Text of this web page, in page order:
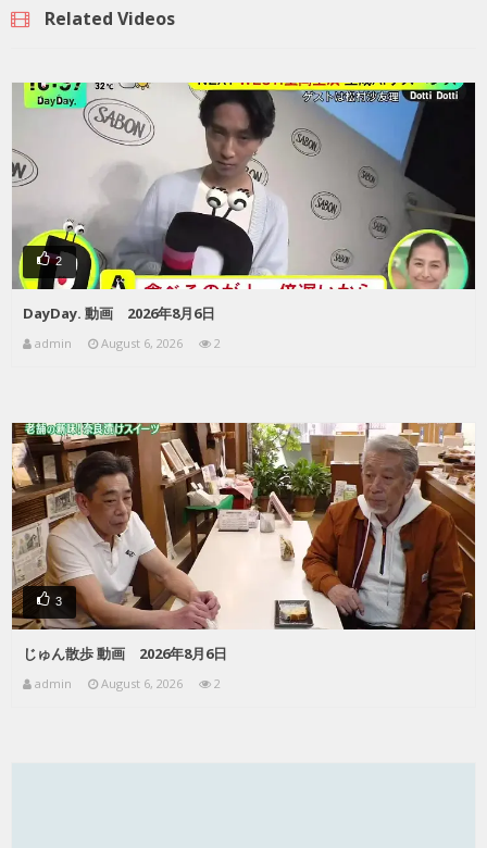
Related Videos
2
DayDay. 動画 2026年8月6日
admin August 6, 2026 2
3
じゅん散歩 動画 2026年8月6日
admin August 6, 2026 2